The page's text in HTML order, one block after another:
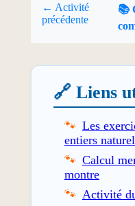
← Activité
précédente
📚
🔗 Liens
Les
entiers
Calcul
montre
Activité